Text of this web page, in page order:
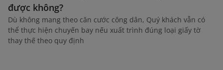
được không?
Dù không mang theo căn cước công dân, Quý khách vẫn có
thể thực hiện chuyến bay nếu xuất trình đúng loại giấy tờ
thay thế theo quy định